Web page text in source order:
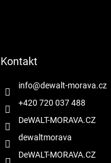
Kontakt
info@dewalt-morava.cz
+420 720 037 488
DeWALT-MORAVA.CZ
dewaltmorava
DeWALT-MORAVA.CZ